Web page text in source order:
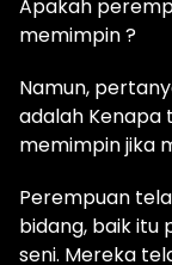
Apakah
memimpin ?
Namun,
adalah Kenapa
memimpin jika
Perempuan
bidang, baik itu
seni. Mereka